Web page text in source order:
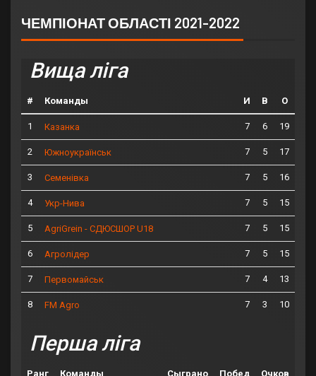
ЧЕМПІОНАТ ОБЛАСТІ 2021-2022
Вища ліга
# Команды И В О
1 Казанка 7 6 19
2 Южноукраїнськ 7 5 17
3 Семенівка 7 5 16
4 Укр-Нива 7 5 15
5 AgriGrein - СДЮСШОР U18 7 5 15
6 Агролідер 7 5 15
7 Первомайськ 7 4 13
8 FM Agro 7 3 10
Перша ліга
Ранг Команды Сыграно Побед Очков